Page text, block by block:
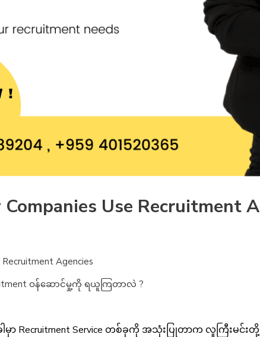
Use Recruitment
Recruitment Agencies
ဝန်ဆောင်မှု့ကို ရယူကြတာလဲ ?
ာ Recruitment Service တစ်ခုကို အသုံးပြုတာက လူကြီး